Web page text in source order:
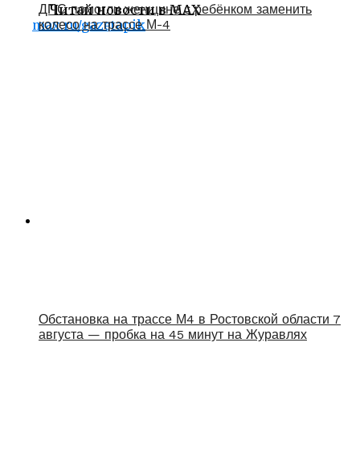
Читай новости в MAX
max.ru/gazetapik
ДПС помогли женщине с ребёнком заменить
колесо на трассе М-4
Обстановка на трассе М4 в Ростовской области 7
августа — пробка на 45 минут на Журавлях